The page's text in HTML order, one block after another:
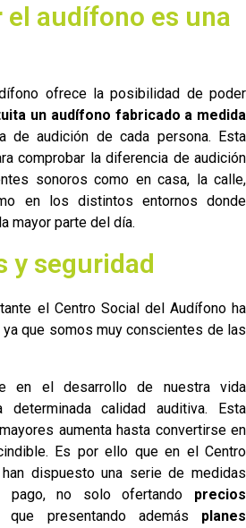
el audífono es una
ofrece la posibilidad de poder
un audífono fabricado a medida
de audición de cada persona. Esta
comprobar la diferencia de audición
sonoros como en casa, la calle,
en los distintos entornos donde
mayor parte del día.
y seguridad
el Centro Social del Audífono ha
que somos muy conscientes de las
en el desarrollo de nuestra vida
determinada calidad auditiva. Esta
aumenta hasta convertirse en
Es por ello que en el Centro
dispuesto una serie de medidas
pago, no solo ofertando precios
presentando además planes